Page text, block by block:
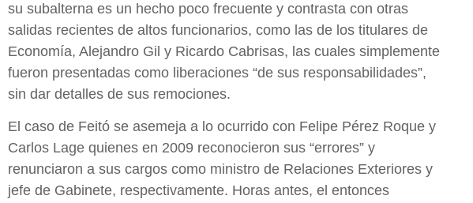
su subalterna es un hecho poco frecuente y contrasta con otras
salidas recientes de altos funcionarios, como las de los titulares de
Economía, Alejandro Gil y Ricardo Cabrisas, las cuales simplemente
fueron presentadas como liberaciones “de sus responsabilidades”,
sin dar detalles de sus remociones.
El caso de Feitó se asemeja a lo ocurrido con Felipe Pérez Roque y
Carlos Lage quienes en 2009 reconocieron sus “errores” y
renunciaron a sus cargos como ministro de Relaciones Exteriores y
jefe de Gabinete, respectivamente. Horas antes, el entonces